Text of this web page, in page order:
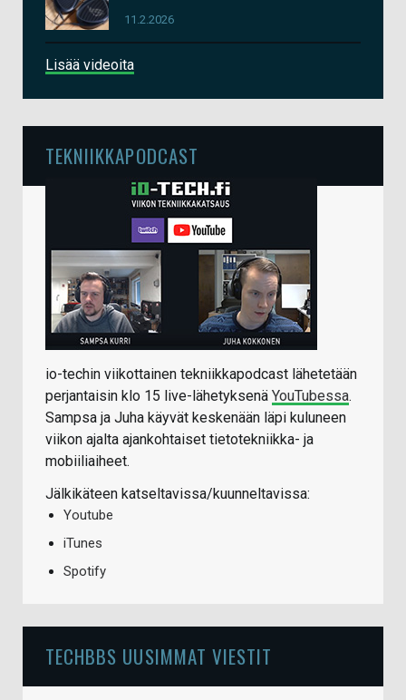
11.2.2026
Lisää videoita
TEKNIIKKAPODCAST
io-techin viikottainen tekniikkapodcast lähetetään
perjantaisin klo 15 live-lähetyksenä YouTubessa.
Sampsa ja Juha käyvät keskenään läpi kuluneen
viikon ajalta ajankohtaiset tietotekniikka- ja
mobiiliaiheet.
Jälkikäteen katseltavissa/kuunneltavissa:
Youtube
iTunes
Spotify
TECHBBS UUSIMMAT VIESTIT